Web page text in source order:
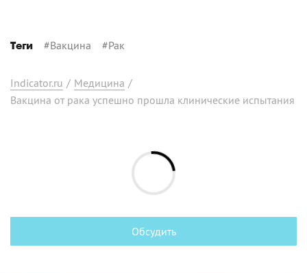
Теги #Вакцина #Рак
Indicator.ru / Медицина /
Вакцина от рака успешно прошла клинические испытания
Обсудить